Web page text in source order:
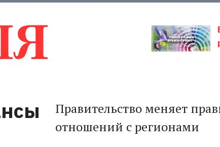
Правительство меняет
отношений с регионами